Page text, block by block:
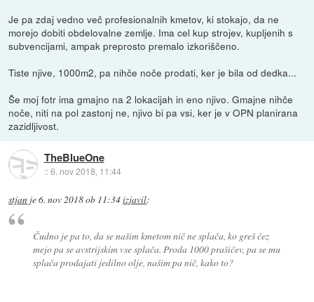
Je pa zdaj vedno več profesionalnih kmetov, ki stokajo, da ne
morejo dobiti obdelovalne zemlje. Ima cel kup strojev, kupljenih s
subvencijami, ampak preprosto premalo izkoriščeno.
Tiste njive, 1000m2, pa nihče noče prodati, ker je bila od dedka...
Še moj fotr ima gmajno na 2 lokacijah in eno njivo. Gmajne nihče
noče, niti na pol zastonj ne, njivo bi pa vsi, ker je v OPN planirana
zazidljivost.
TheBlueOne
::6. nov 2018, 11:44
stjan je6. nov 2018 ob 11:34izjavil:
Čudno je pa to, da se našim kmetom nič ne splača, ko greš čez
mejo pa se avstrijskim vse splača. Proda 1000 prašičev, pa se mu
splača prodajati jedilno olje, našim pa nič, kako to?